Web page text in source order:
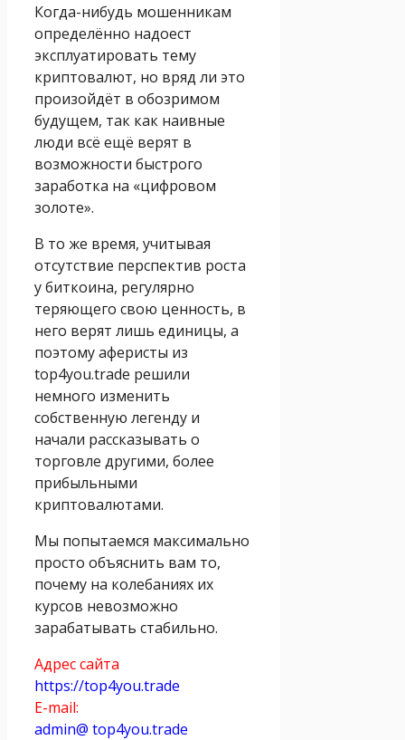
Когда-нибудь мошенникам
определённо надоест
эксплуатировать тему
криптовалют, но вряд ли это
произойдёт в обозримом
будущем, так как наивные
люди всё ещё верят в
возможности быстрого
заработка на «цифровом
золоте».
В то же время, учитывая
отсутствие перспектив роста
у биткоина, регулярно
теряющего свою ценность, в
него верят лишь единицы, а
поэтому аферисты из
top4you.trade решили
немного изменить
собственную легенду и
начали рассказывать о
торговле другими, более
прибыльными
криптовалютами.
Мы попытаемся максимально
просто объяснить вам то,
почему на колебаниях их
курсов невозможно
зарабатывать стабильно.
Адрес сайта
https://top4you.trade
E-mail:
admin@ top4you.trade